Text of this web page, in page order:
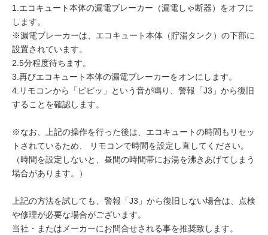
1.エコキュート本体の漏電ブレーカー（漏電しゃ断器）をオフに
します。
※漏電ブレーカーは、エコキュート本体（貯湯タンク）の下部に
設置されています。
2.5分程度待ちます。
3.再びエコキュート本体の漏電ブレーカーをオンにします。
4.リモコンから「ピピッ」という音が鳴り、警報「J3」から復旧
することを確認します。
※なお、上記の操作を行った後は、エコキュートの時間もリセッ
トされているため、 リモコンで時間を設定し直してください。
（時間を設定しないと、昼間の時間帯にお湯を沸きあげてしまう
場合があります。）
上記の方法を試しても、警報「J3」から復旧しない場合は、点検
や修理が必要な場合がございます。
当社・またはメーカーにお問合せされる事を推奨致します。